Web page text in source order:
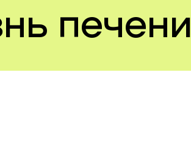
печени